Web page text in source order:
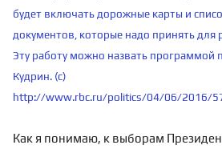
будет включать дорожные карты и
документов, которые надо принять для
Эту работу можно назвать программой
Кудрин. (с)
http://www.rbc.ru/politics/04/06/2016/
Как я понимаю, к выборам